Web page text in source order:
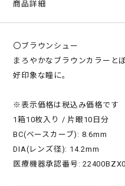
商品詳細
〇ブラウンシュー
まろやかなブラウンカラーと
好印象な瞳に。
※表示価格は税込み価格です
1箱10枚入り / 片眼10日分
BC(ベースカーブ): 8.6mm
DIA(レンズ径): 14.2mm
医療機器承認番号: